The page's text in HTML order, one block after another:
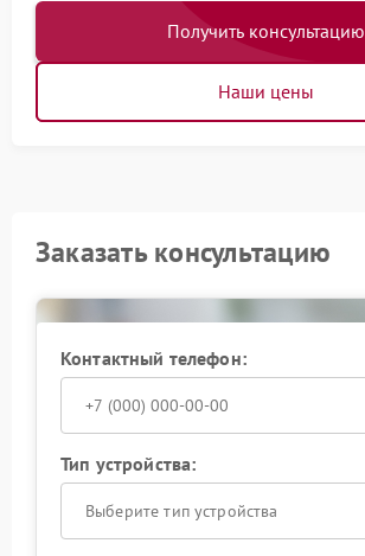
Получить консультацию
Наши цены
Заказать консультацию
Контактный телефон:
Тип устройства:
Выберите тип устройства